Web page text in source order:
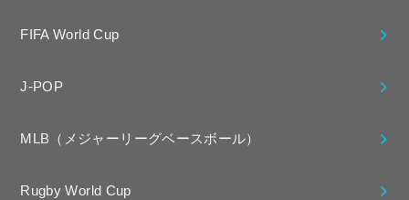
FIFA World Cup
J-POP
MLB（メジャーリーグベースボール）
Rugby World Cup